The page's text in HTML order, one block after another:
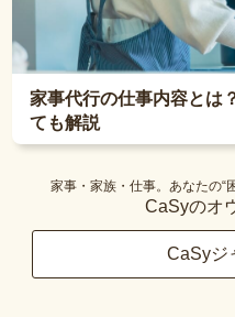
家事代行の仕事内容とは
ても解説
家事・家族・仕事。あなたの“
CaSyのオ
CaSyジ